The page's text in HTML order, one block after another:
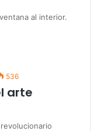
al interior.
536
arte